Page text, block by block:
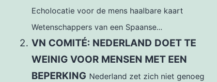
Echolocatie voor de mens haalbare kaart
Wetenschappers van een Spaanse...
VN COMITÉ: NEDERLAND DOET TE
WEINIG VOOR MENSEN MET EEN
BEPERKING Nederland zet zich niet genoeg